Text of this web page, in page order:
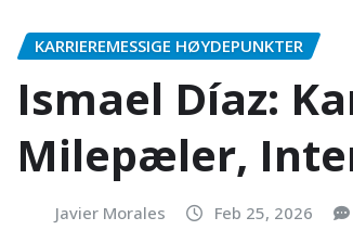
KARRIEREMESSIGE HØYDEPUNKTER
Ismael Díaz:
Milepæler,
Javier Morales Feb 25, 2026